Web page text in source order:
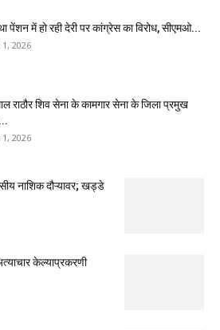
पेंशन में हो रही देरी पर कांग्रेस का विरोध, सीएमओ...
2026
राठौर शिव सेना के कामगार सेना के जिला प्रमुख
2026
नाशिक दौऱ्यावर; खड्डे
केल्याप्रकरणी